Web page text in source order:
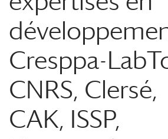
Cresppa-
CNRS, Clersé,
CAK, ISSP,